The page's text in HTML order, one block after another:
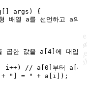
args) {
열 a를 선언하고 a의
한 값을 a[4]에 대입한
// a[0]부터 a[4]까
"] = " + a[i]);